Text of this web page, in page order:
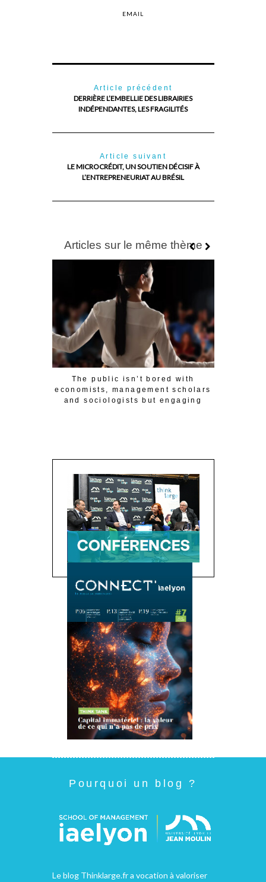
EMAIL
Article précédent
DERRIÈRE L’EMBELLIE DES LIBRAIRIES
INDÉPENDANTES, LES FRAGILITÉS
Article suivant
LE MICROCRÉDIT, UN SOUTIEN DÉCISIF À
L’ENTREPRENEURIAT AU BRÉSIL
Articles sur le même thème
The public isn’t bored with
economists, management scholars
and sociologists but engaging
Pourquoi un blog ?
Le blog Thinklarge.fr a vocation à valoriser